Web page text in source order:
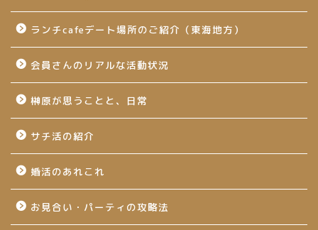
ランチcafeデート場所のご紹介（東海地方）
会員さんのリアルな活動状況
榊原が思うことと、日常
サチ活の紹介
婚活のあれこれ
お見合い・パーティの攻略法